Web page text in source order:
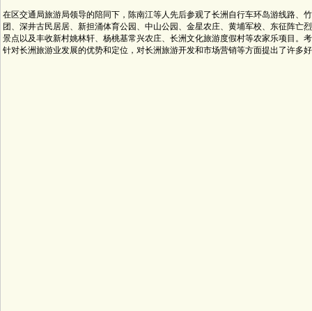
在区交通局旅游局领导的陪同下，陈南江等人先后参观了长洲自行车环岛游线路、
团、深井古民居居、新担涌体育公园、中山公园、金星农庄、黄埔军校、东征阵亡
景点以及丰收新村姚林轩、杨桃基常兴农庄、长洲文化旅游度假村等农家乐项目。
针对长洲旅游业发展的优势和定位，对长洲旅游开发和市场营销等方面提出了许多